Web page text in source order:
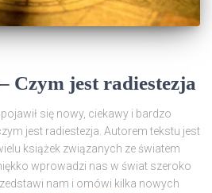
Czym jest radiestezja
się nowy, ciekawy i bardzo
jest radiestezja. Autorem tekstu jest
książek związanych ze światem
wprowadzi nas w świat szeroko
nam i omówi kilka nowych